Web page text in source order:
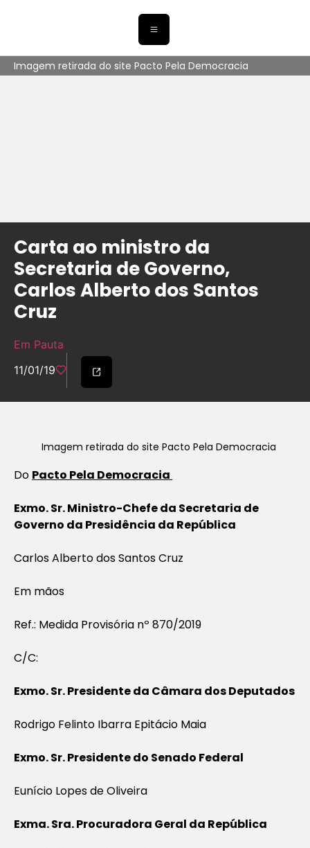
Imagem retirada do site Pacto Pela Democracia
Carta ao ministro da
Secretaria de Governo,
Carlos Alberto dos Santos
Cruz
Em Pauta
11/01/19
Imagem retirada do site Pacto Pela Democracia
Do Pacto Pela Democracia
Exmo. Sr. Ministro-Chefe da Secretaria de
Governo da Presidência da República
Carlos Alberto dos Santos Cruz
Em mãos
Ref.: Medida Provisória nº 870/2019
C/C:
Exmo. Sr. Presidente da Câmara dos Deputados
Rodrigo Felinto Ibarra Epitácio Maia
Exmo. Sr. Presidente do Senado Federal
Eunício Lopes de Oliveira
Exma. Sra. Procuradora Geral da República